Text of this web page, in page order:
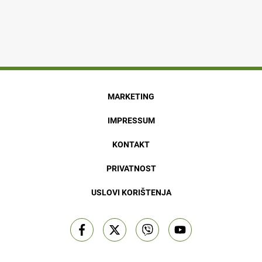
MARKETING
IMPRESSUM
KONTAKT
PRIVATNOST
USLOVI KORIŠTENJA